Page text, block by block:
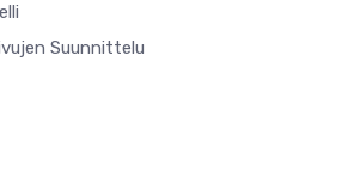
Suunnittelu